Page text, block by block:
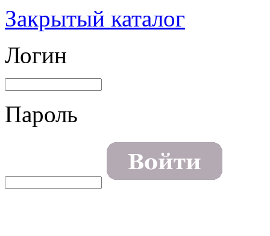
Закрытый каталог
Логин
Пароль